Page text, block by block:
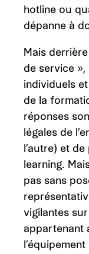
hotline ou
dépanne à
Mais
de service
individuels
de la
réponses
légales de
l’autre) et
learning.
pas sans
vigilantes
appartenant